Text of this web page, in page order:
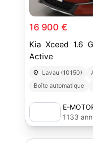
16 900 €
Kia Xceed 1.6
Active
Lavau (10150)
Boîte automatique
E-
1133